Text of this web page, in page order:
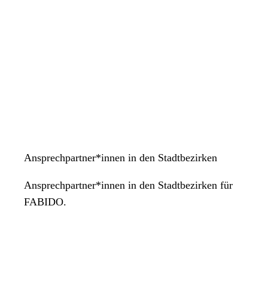
Ansprechpartner*innen in den Stadtbezirken
Ansprechpartner*innen in den Stadtbezirken für
FABIDO.